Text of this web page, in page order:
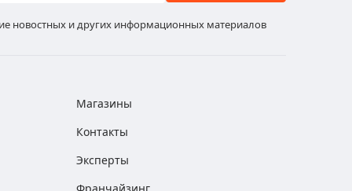
новостных и других информационных материалов
Магазины
Контакты
Эксперты